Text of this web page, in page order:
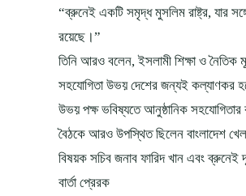
“ব্রুনেই একটি সমৃদ্ধ মুসলিম রাষ্ট্র, যার
রয়েছে।”
তিনি আরও বলেন, ইসলামী শিক্ষা ও নৈতিক
সহযোগিতা উভয় দেশের জন্যই কল্যাণকর
উভয় পক্ষ ভবিষ্যতে আনুষ্ঠানিক
বৈঠকে আরও উপস্থিত ছিলেন বাংলাদেশ
বিষয়ক সচিব জনাব ফারিদ খান এবং ব্রুনেই
বার্তা প্রেরক